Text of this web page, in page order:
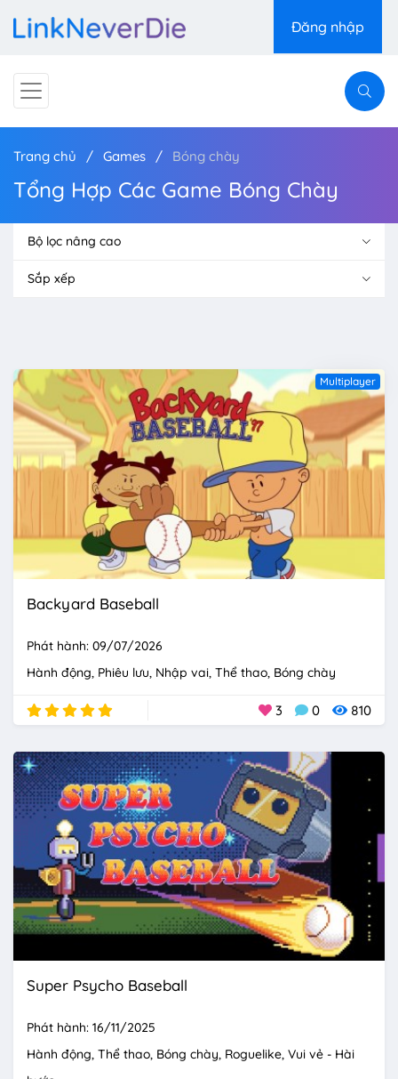
Đăng nhập
Trang chủ Games Bóng chày
Tổng Hợp Các Game Bóng Chày
Bộ lọc nâng cao
Sắp xếp
Multiplayer
Backyard Baseball
Phát hành: 09/07/2026
Hành động Phiêu lưu Nhập vai Thể thao Bóng chày
3 0 810
Super Psycho Baseball
Phát hành: 16/11/2025
Hành động Thể thao Bóng chày Roguelike Vui vẻ - Hài